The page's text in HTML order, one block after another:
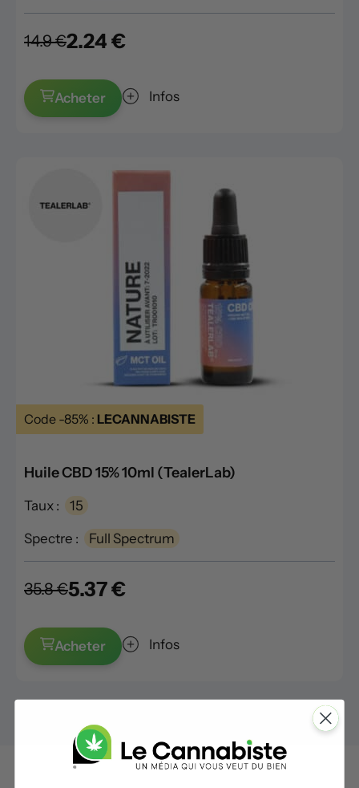
14.9 €2.24 €
Acheter Infos
Code -85% : LECANNABISTE
Huile CBD 15% 10ml (TealerLab)
Taux : 15
Spectre : Full Spectrum
35.8 €5.37 €
Acheter Infos